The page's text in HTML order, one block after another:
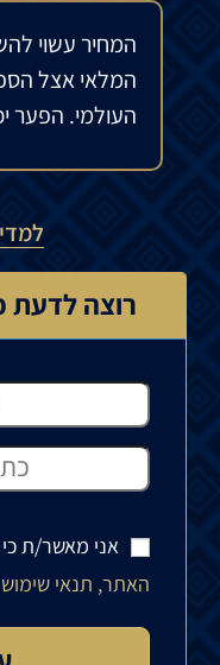
המחיר עשוי
המלאי אצל
העולמי. הפער יכול
רוצה לדעת
אני מאשר/ת
האתר, תנאי שימוש